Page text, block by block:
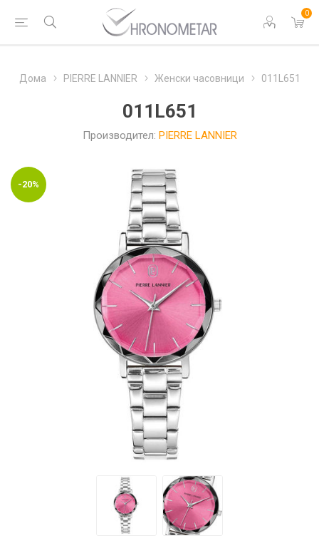
0
Дома PIERRE LANNIER Женски часовници 011L651
011L651
Производител: PIERRE LANNIER
-20%